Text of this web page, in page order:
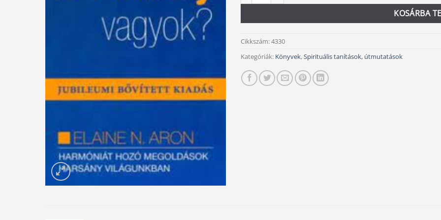
KOSÁRBA
Cikkszám:4330
Kategóriák: Könyvek,Spirituális tanítások, útmutatások